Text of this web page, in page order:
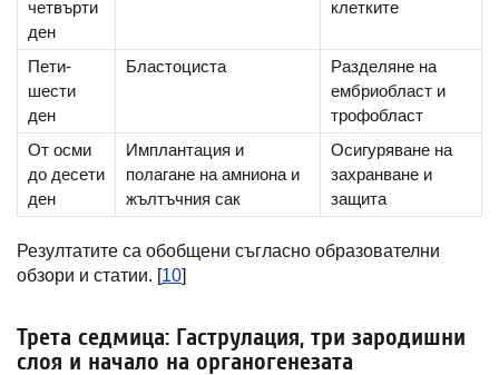
четвърти
ден
клетките
Пети-
шести
ден
Бластоциста
Разделяне на
ембриобласт и
трофобласт
От осми
до десети
ден
Имплантация и
полагане на амниона и
жълтъчния сак
Осигуряване на
захранване и
защита
Резултатите са обобщени съгласно образователни
обзори и статии. [10]
Трета седмица: Гаструлация, три зародишни
слоя и начало на органогенезата